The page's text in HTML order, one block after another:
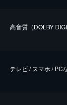
⾼⾳質（DOLBY
テレビ / スマホ / PC